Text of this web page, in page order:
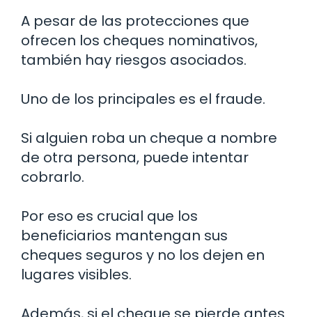
A pesar de las protecciones que
ofrecen los cheques nominativos,
también hay riesgos asociados.
Uno de los principales es el fraude.
Si alguien roba un cheque a nombre
de otra persona, puede intentar
cobrarlo.
Por eso es crucial que los
beneficiarios mantengan sus
cheques seguros y no los dejen en
lugares visibles.